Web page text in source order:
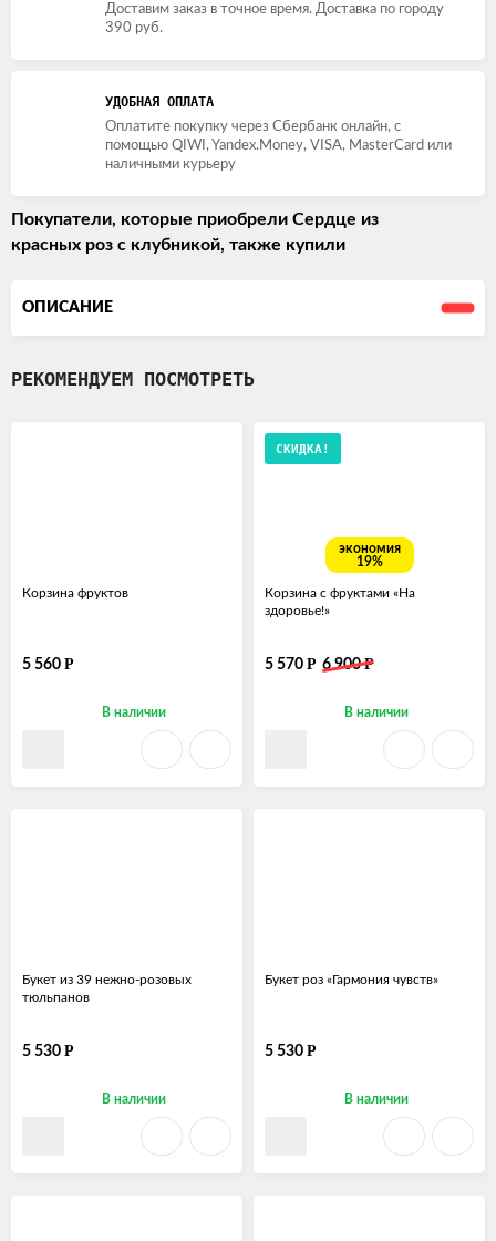
Доставим заказ в точное время. Доставка по городу
390 руб.
УДОБНАЯ ОПЛАТА
Оплатите покупку через Сбербанк онлайн, с
помощью QIWI, Yandex.Money, VISA, MasterCard или
наличными курьеру
Покупатели, которые приобрели Сердце из
красных роз с клубникой, также купили
ОПИСАНИЕ
РЕКОМЕНДУЕМ ПОСМОТРЕТЬ
Корзина фруктов
5 560 Р
В наличии
СКИДКА!
экономия
19%
Корзина с фруктами «На
здоровье!»
5 570 Р 6 900Р
В наличии
Букет из 39 нежно-розовых
тюльпанов
5 530 Р
В наличии
Букет роз «Гармония чувств»
5 530 Р
В наличии